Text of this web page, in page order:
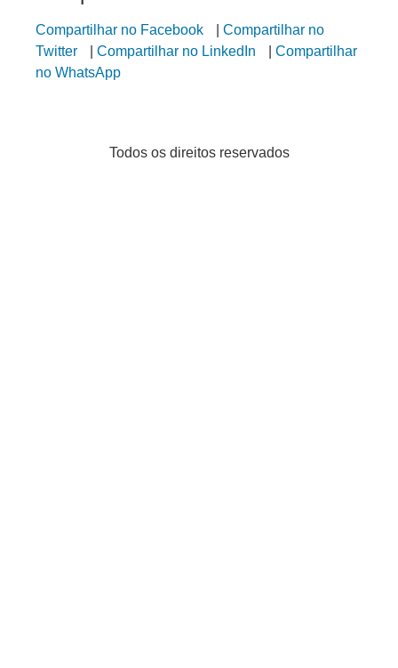
Compartilhar no Facebook
Compartilhar no
Twitter
Compartilhar no LinkedIn
Compartilhar
no WhatsApp
Todos os direitos reservados